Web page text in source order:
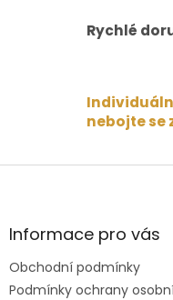
Rychlé
nebojte se
Z
aInformace pro vás
Obchodní podmínky
Podmínky ochrany